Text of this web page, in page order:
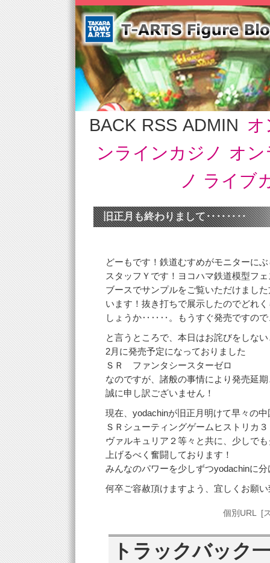
BACK RSS ADMIN
ンラインカジノ オ
ノ ライブ
旧正月も終わりまして‥‥‥‥
どーもです！鉄道むすめがモニターに
スタッフＹです！ヨコハマ鉄道模型フ
ブースでサンプルをご覧いただけまし
います！抜き打ちで展示したのでどれ
しょうか‥‥‥。もうすぐ発売ですので
と言うところで、本日はお詫びをしな
2月に発売予定になっておりました
ＳＲ ファンタシースターゼロ
なのですが、諸般の事情により発売延
誠に申し訳ございません！
現在、yodachinが旧正月明けて早々の
ＳＲシューティングゲームヒストリカ
ヴァルキュリア２等々と共に、少しで
上げるべく奮闘しております！
みんなのパワーを少しずつyodachinに
何卒ご容赦頂けますよう、宜しくお願
個別URL [
トラックバック